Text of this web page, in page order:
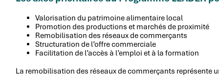
Valorisation du patrimoine alimentaire local
Promotion des productions et marchés de proximité
Remobilisation des réseaux de commerçants
Structuration de l’offre commerciale
Facilitation de l’accès à l’emploi et à la formation
La remobilisation des réseaux de commerçants